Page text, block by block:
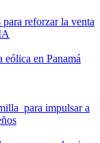
reforzar la venta
en Panamá
para impulsar a